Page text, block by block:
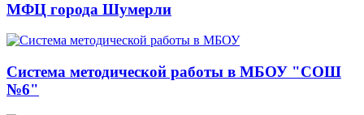
МФЦ города Шумерли
Система методической работы в МБОУ "СОШ
№6"